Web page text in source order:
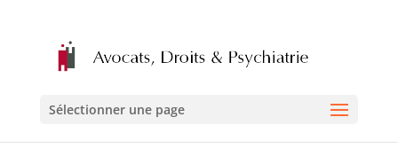
Sélectionner une page